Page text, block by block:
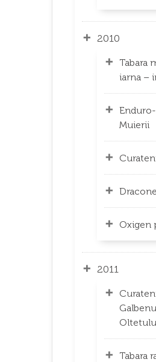
2010
Tabara
iarna –
Muierii
Oxigen
2011
Tabara